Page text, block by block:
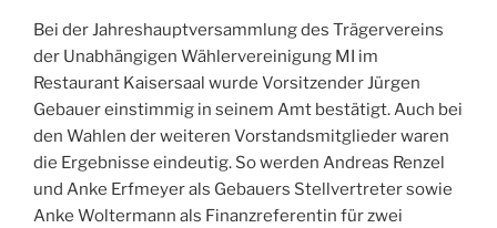
Bei der Jahreshauptversammlung des Trägervereins
der Unabhängigen Wählervereinigung MI im
Restaurant Kaisersaal wurde Vorsitzender Jürgen
Gebauer einstimmig in seinem Amt bestätigt. Auch bei
den Wahlen der weiteren Vorstandsmitglieder waren
die Ergebnisse eindeutig. So werden Andreas Renzel
und Anke Erfmeyer als Gebauers Stellvertreter sowie
Anke Woltermann als Finanzreferentin für zwei